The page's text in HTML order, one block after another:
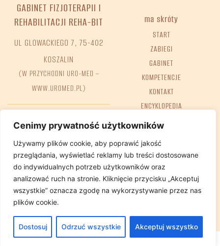
Cenimy prywatność użytkowników
Używamy plików cookie, aby poprawić jakość
przeglądania, wyświetlać reklamy lub treści dostosowane
do indywidualnych potrzeb użytkowników oraz
analizować ruch na stronie. Kliknięcie przycisku „Akceptuj
wszystkie” oznacza zgodę na wykorzystywanie przez nas
plików cookie.
Dostosuj Odrzuć wszystkie Akceptuj wszystko
GABINET FIZJOTERAPII I
REHABILITACJI REHA-BIT
UL GLOWACKIEGO 7, 75-402
KOSZALIN
(W PRZYCHODNI URO-MED –
WWW.UROMED.PL)
Tel. +48 698 68 02 38
e-mail:GABINET@REHA-BIT.PL
ma skróty
START
ZABIEGI
GABINET
KOMPETENCJE
KONTAKT
ENCYKLOPEDIA
Deklaracja dostępności Polityka Prywatnosci